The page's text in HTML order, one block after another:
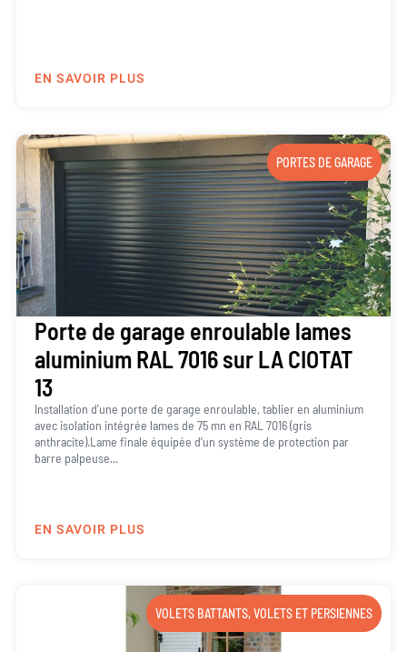
EN SAVOIR PLUS
PORTES DE GARAGE
Porte de garage enroulable lames
aluminium RAL 7016 sur LA CIOTAT
13
Installation d’une porte de garage enroulable, tablier en aluminium
avec isolation intégrée lames de 75 mn en RAL 7016 (gris
anthracite).Lame finale équipée d’un système de protection par
barre palpeuse...
EN SAVOIR PLUS
VOLETS BATTANTS,VOLETS ET PERSIENNES